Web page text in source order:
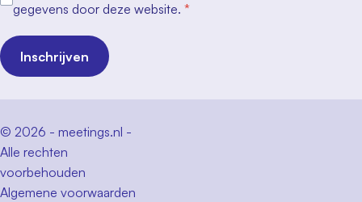
gegevens door deze website. *
Inschrijven
© 2026 - meetings.nl -
Alle rechten
voorbehouden
Algemene voorwaarden